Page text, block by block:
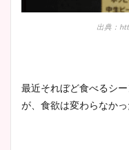
出典：
最近それぼど食べるシ
が、食欲は変わらなかっ